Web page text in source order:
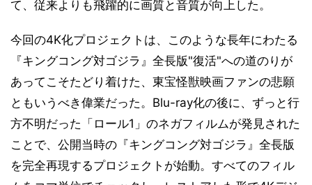
て、従来よりも飛躍的に画質と音質が向上した。
今回の4K化プロジェクトは、このような長年にわたる
『キングコング対ゴジラ』全長版"復活"への道のりが
あってこそたどり着けた、東宝怪獣映画ファンの悲願
ともいうべき偉業だった。Blu-ray化の後に、ずっと行
方不明だった「ロール1」のネガフィルムが発見された
ことで、公開当時の『キングコング対ゴジラ』全長版
を完全再現するプロジェクトが始動。すべてのフィル